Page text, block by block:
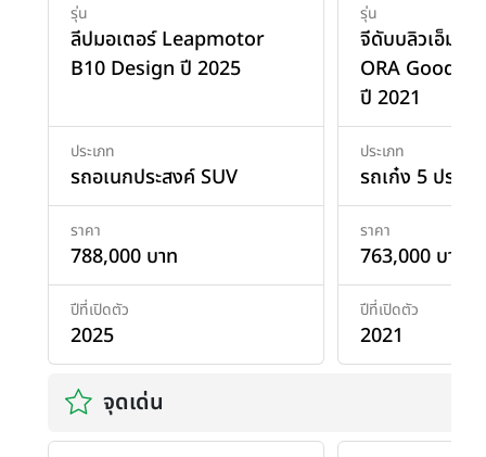
รุ่น
ลีปมอเตอร์ Leapmotor
B10 Design ปี 2025
ประเภท
รถอเนกประสงค์ SUV
ราคา
788,000 บาท
ปีที่เปิดตัว
2025
รุ่น
จีดับบลิวเอ็ม โ
ORA Good
ปี 2021
ประเภท
รถเก๋ง 5 ประตู
ราคา
763,000 บาท
ปีที่เปิดตัว
2021
จุดเด่น